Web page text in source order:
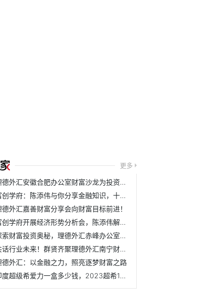
更多
理德外汇安徽合肥办公室财富沙龙为投资者带来财富之光
富创学府：陈添伟与你分享金融知识，十堰培训完美收官
德外汇嘉善财富分享会向财富目标前进！
富创学府开展经济形势分析会，陈添伟解密外汇黄金期
探索财富投资奥秘，理德外汇赤峰办公室财富沙龙来啦！
共话行业未来！群贤齐聚理德外汇南宁财富沙龙
德外汇：以金融之力，照亮逐梦财富之路
印度超级希爱力一盒多少钱，2023超希10粒装价格已更新